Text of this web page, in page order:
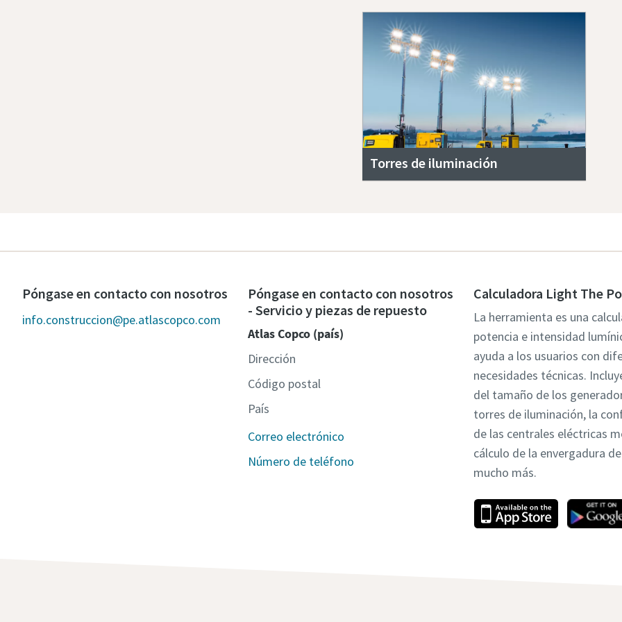
Torres de iluminación
Póngase en contacto con nosotros
info.construccion@pe.atlascopco.com
Póngase en contacto con nosotros
- Servicio y piezas de repuesto
Atlas Copco (país)
Dirección
Código postal
País
Correo electrónico
Número de teléfono
Calculadora Light The
La herramienta es una
potencia e intensidad
ayuda a los usuarios con
necesidades técnicas.
del tamaño de los
torres de iluminación, la
de las centrales eléctricas
cálculo de la envergadura
mucho más.